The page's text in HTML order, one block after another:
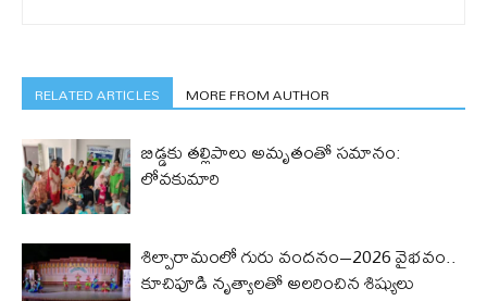
RELATED ARTICLES MORE FROM AUTHOR
బిడ్డ‌కు త‌ల్లిపాలు అమృతంతో స‌మానం:
లోవ‌కుమారి
శిల్పారామంలో గురు వందనం–2026 వైభవం..
కూచిపూడి నృత్యాలతో అలరించిన శిష్యులు